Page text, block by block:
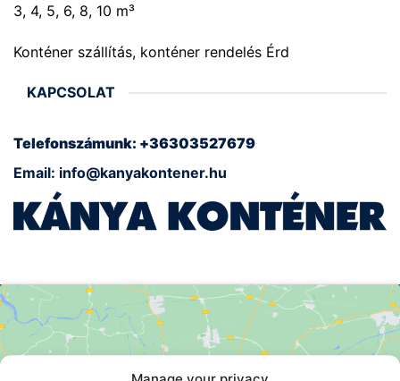
3, 4, 5, 6, 8, 10 m³
Konténer szállítás, konténer rendelés Érd
KAPCSOLAT
Telefonszámunk: +36303527679
Email: info@kanyakontener.hu